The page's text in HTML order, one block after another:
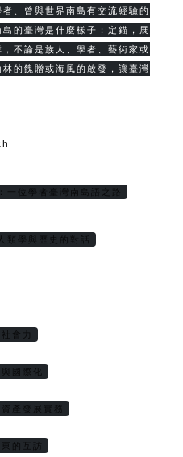
、曾與世界南島有交流經驗的
的臺灣是什麼樣子；定錨，展
不論是族人、學者、藝術家或
的餽贈或海風的啟發，讓臺灣
一位學者臺灣南島語之路
類學與歷史的對話
會力
國際化
產發展實務
的互訪